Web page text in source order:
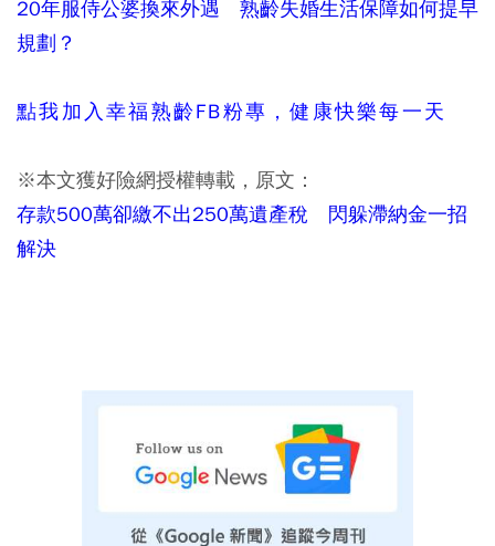
20年服侍公婆換來外遇 熟齡失婚生活保障如何提早
規劃？
點我加入幸福熟齡FB粉專，健康快樂每一天
※本文獲好險網授權轉載，原文：
存款500萬卻繳不出250萬遺產稅 閃躲滯納金一招
解決